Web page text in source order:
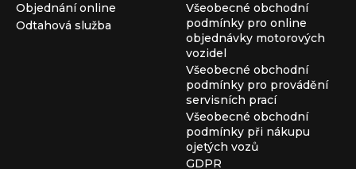
Objednání online
Odtahová služba
Všeobecné obchodní
podmínky pro online
objednávky motorových
vozidel
Všeobecné obchodní
podmínky pro provádění
servisních prací
Všeobecné obchodní
podmínky při nákupu
ojetých vozů
GDPR